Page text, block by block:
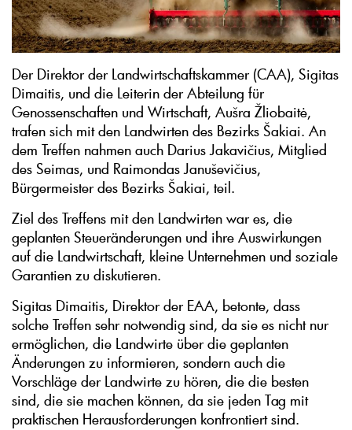
Der Direktor der Landwirtschaftskammer (CAA), Sigitas
Dimaitis, und die Leiterin der Abteilung für
Genossenschaften und Wirtschaft, Aušra Žliobaitė,
trafen sich mit den Landwirten des Bezirks Šakiai. An
dem Treffen nahmen auch Darius Jakavičius, Mitglied
des Seimas, und Raimondas Januševičius,
Bürgermeister des Bezirks Šakiai, teil.
Ziel des Treffens mit den Landwirten war es, die
geplanten Steueränderungen und ihre Auswirkungen
auf die Landwirtschaft, kleine Unternehmen und soziale
Garantien zu diskutieren.
Sigitas Dimaitis, Direktor der EAA, betonte, dass
solche Treffen sehr notwendig sind, da sie es nicht nur
ermöglichen, die Landwirte über die geplanten
Änderungen zu informieren, sondern auch die
Vorschläge der Landwirte zu hören, die die besten
sind, die sie machen können, da sie jeden Tag mit
praktischen Herausforderungen konfrontiert sind.